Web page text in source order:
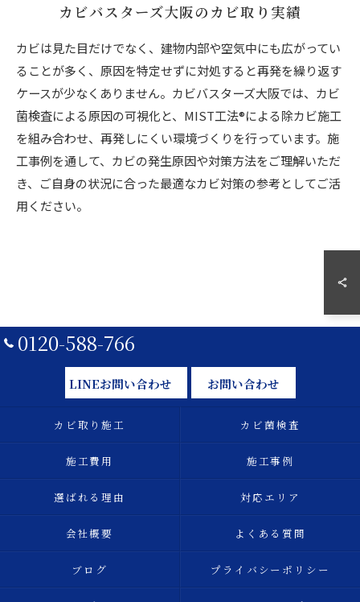
カビバスターズ大阪のカビ取り実績
カビは見た目だけでなく、建物内部や空気中にも広がってい
ることが多く、原因を特定せずに対処すると再発を繰り返す
ケースが少なくありません。カビバスターズ大阪では、カビ
菌検査による原因の可視化と、MIST工法®による除カビ施工
を組み合わせ、再発しにくい環境づくりを行っています。施
工事例を通して、カビの発生原因や対策方法をご理解いただ
き、ご自身の状況に合った最適なカビ対策の参考としてご活
用ください。
0120-588-766
LINEお問い合わせ お問い合わせ
カビ取り施工 カビ菌検査
施工費用 施工事例
選ばれる理由 対応エリア
会社概要 よくある質問
ブログ プライバシーポリシー